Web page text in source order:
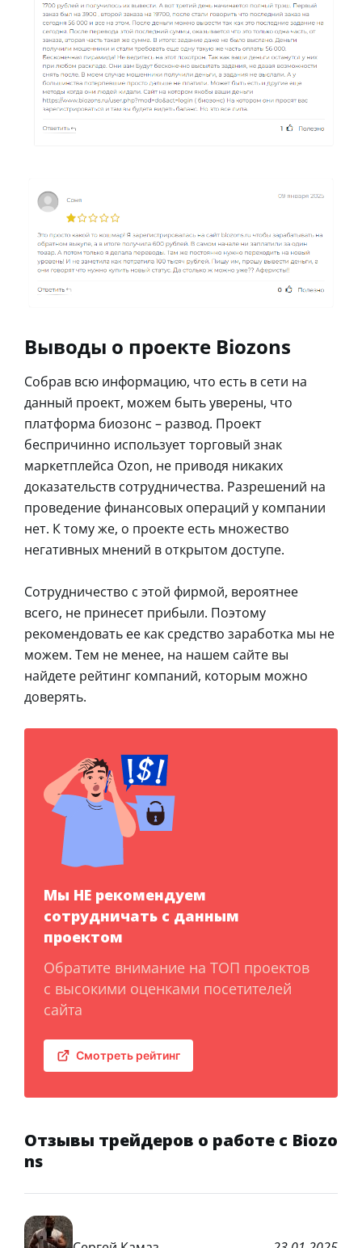
Выводы о проекте Biozons
Собрав всю информацию, что есть в сети на
данный проект, можем быть уверены, что
платформа биозонс – развод. Проект
беспричинно использует торговый знак
маркетплейса Ozon, не приводя никаких
доказательств сотрудничества. Разрешений на
проведение финансовых операций у компании
нет. К тому же, о проекте есть множество
негативных мнений в открытом доступе.
Сотрудничество с этой фирмой, вероятнее
всего, не принесет прибыли. Поэтому
рекомендовать ее как средство заработка мы не
можем. Тем не менее, на нашем сайте вы
найдете рейтинг компаний, которым можно
доверять.
Мы НЕ рекомендуем
сотрудничать с данным
проектом
Обратите внимание на ТОП проектов
с высокими оценками посетителей
сайта
Смотреть рейтинг
Отзывы трейдеров о работе с Biozo
ns